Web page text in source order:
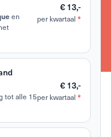
en
€ 13,-
per kwartaal *
tot alle 15
€ 13,-
per kwartaal *